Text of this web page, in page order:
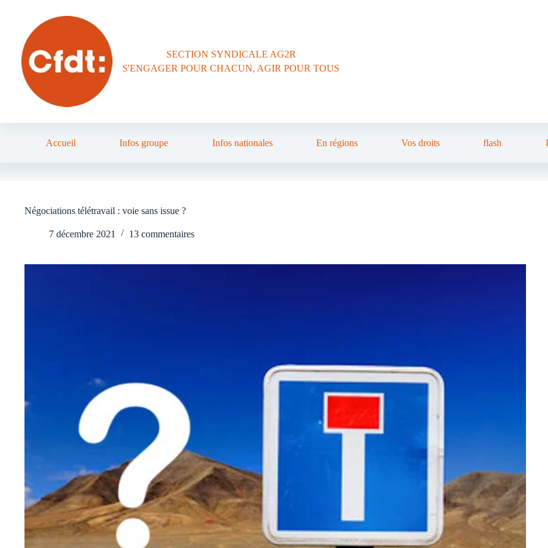
SECTION SYNDICALE AG2R
S'ENGAGER POUR CHACUN, AGIR POUR TOUS
Accueil Infos groupe Infos nationales En régions Vos droits flash
Négociations télétravail : voie sans issue ?
7 décembre 2021 13 commentaires